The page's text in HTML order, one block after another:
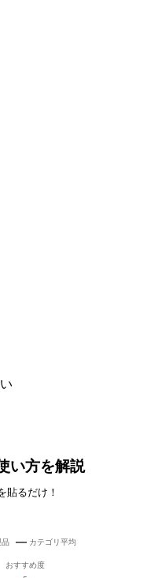
い方を解説
貼るだけ！